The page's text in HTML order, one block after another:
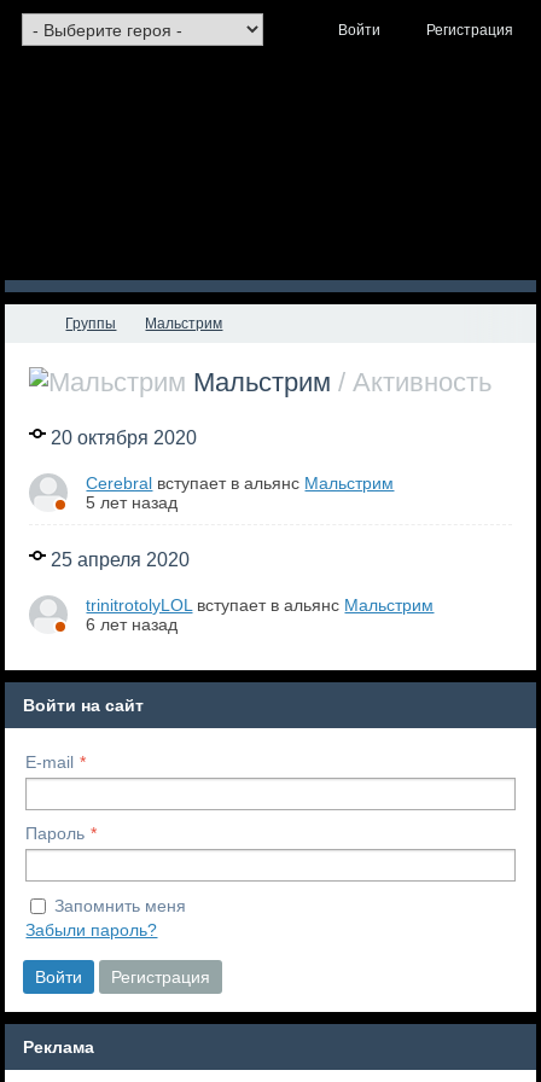
Войти Регистрация
Группы Мальстрим
Мальстрим/ Активность
20 октября 2020
Cerebral вступает в альянс Мальстрим
5 лет назад
25 апреля 2020
trinitrotolyLOLвступает в альянс Мальстрим
6 лет назад
Войти на сайт
E-mail
Пароль
Запомнить меня
Забыли пароль?
Войти Регистрация
Реклама